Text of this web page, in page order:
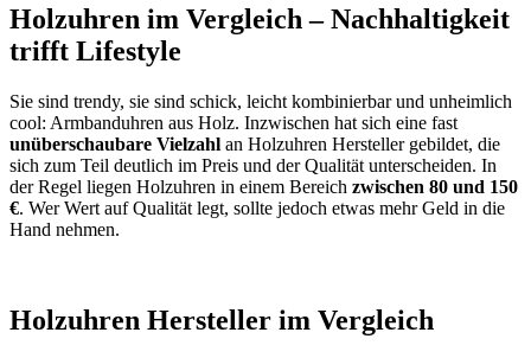
Holzuhren im Vergleich – Nachhaltigkeit
trifft Lifestyle
Sie sind trendy, sie sind schick, leicht kombinierbar und unheimlich
cool: Armbanduhren aus Holz. Inzwischen hat sich eine fast
unüberschaubare Vielzahl an Holzuhren Hersteller gebildet, die
sich zum Teil deutlich im Preis und der Qualität unterscheiden. In
der Regel liegen Holzuhren in einem Bereich zwischen 80 und 150
€. Wer Wert auf Qualität legt, sollte jedoch etwas mehr Geld in die
Hand nehmen.
Holzuhren Hersteller im Vergleich